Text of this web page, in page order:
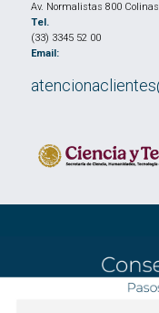
Av. Normalistas 800
Tel.
(33) 3345 52 00
Email: